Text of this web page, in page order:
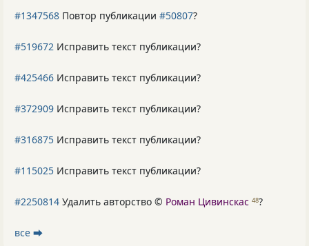
#1347568 Повтор публикации #50807?
#519672 Исправить текст публикации?
#425466 Исправить текст публикации?
#372909 Исправить текст публикации?
#316875 Исправить текст публикации?
#115025 Исправить текст публикации?
#2250814 Удалить авторство © Роман Цивинскас 48?
все ⮕